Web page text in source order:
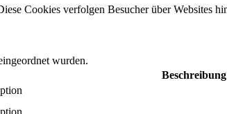
Cookies verfolgen Besucher über Websites
wurden.
Beschreibung